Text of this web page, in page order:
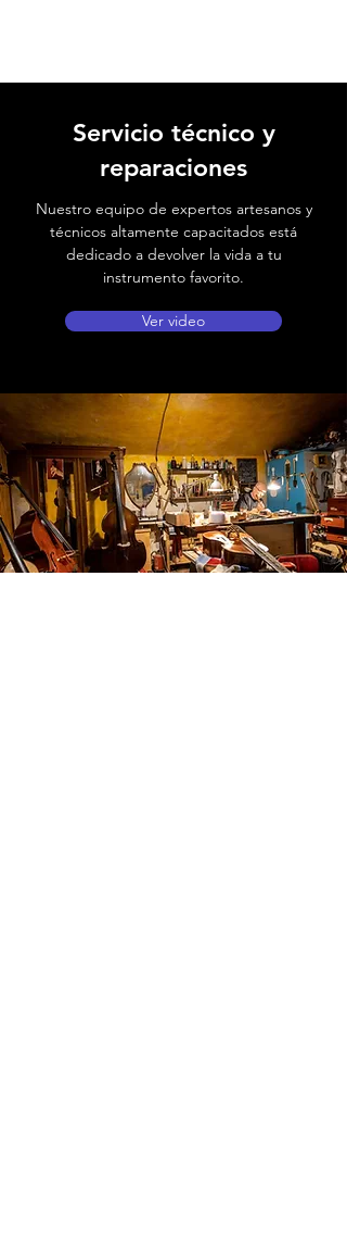
Servicio técnico y
reparaciones
Nuestro equipo de expertos artesanos y
técnicos altamente capacitados está
dedicado a devolver la vida a tu
instrumento favorito.
Ver video